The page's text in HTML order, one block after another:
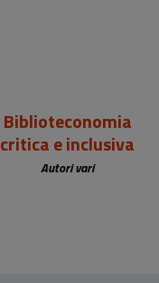
Biblioteconomia
critica e inclusiva
Autori vari